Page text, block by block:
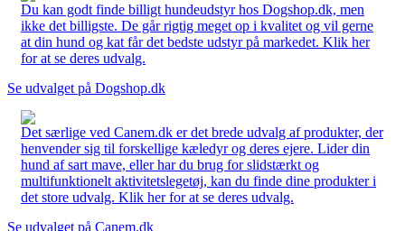
Du kan godt finde billigt hundeudstyr hos Dogshop.dk, men
ikke det billigste. De går rigtig meget op i kvalitet og vil gerne
at din hund og kat får det bedste udstyr på markedet. Klik her
for at se deres udvalg.
Se udvalget på Dogshop.dk
Det særlige ved Canem.dk er det brede udvalg af produkter, der
henvender sig til forskellige kæledyr og deres ejere. Lider din
hund af sart mave, eller har du brug for slidstærkt og
multifunktionelt aktivitetslegetøj, kan du finde dine produkter i
det store udvalg. Klik her for at se deres udvalg.
Se udvalget på Canem.dk